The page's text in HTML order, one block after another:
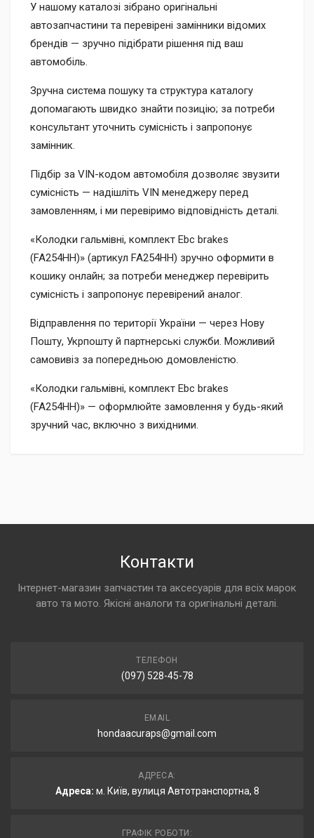
У нашому каталозі зібрано оригінальні
автозапчастини та перевірені замінники відомих
брендів — зручно підібрати рішення під ваш
автомобіль.
Зручна система пошуку та структура каталогу
допомагають швидко знайти позицію; за потреби
консультант уточнить сумісність і запропонує
замінник.
Підбір за VIN-кодом автомобіля дозволяє звузити
сумісність — надішліть VIN менеджеру перед
замовленням, і ми перевіримо відповідність деталі.
«Колодки гальмівні, комплект Ebc brakes
(FA254HH)» (артикул FA254HH) зручно оформити в
кошику онлайн; за потреби менеджер перевірить
сумісність і запропонує перевірений аналог.
Відправлення по території України — через Нову
Пошту, Укрпошту й партнерські служби. Можливий
самовивіз за попередньою домовленістю.
«Колодки гальмівні, комплект Ebc brakes
(FA254HH)» — оформлюйте замовлення у будь-який
зручний час, включно з вихідними.
Контакти
Інтернет-магазин запчастин та аксесуарів для всіх марок
авто та мото. Якісні аналоги та оригінальні деталі.
ТЕЛЕФОН
(097) 528-45-78
EMAIL
hondaacuraps@gmail.com
АДРЕСА:
Адреса: м. Київ, вулиця Автотранспортна, 8
ГРАФІК РОБОТИ: